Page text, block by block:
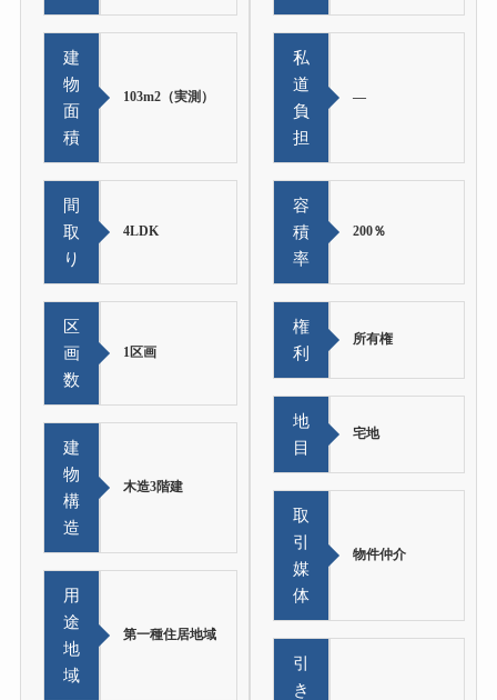
建
物
面
積
103m2（実測）
間
取
り
4LDK
区
画
数
1区画
建
物
構
造
木造3階建
用
途
地
域
第一種住居地域
私
道
負
担
―
容
積
率
200％
権
利
所有権
地
目
宅地
取
引
媒
体
物件仲介
引
き